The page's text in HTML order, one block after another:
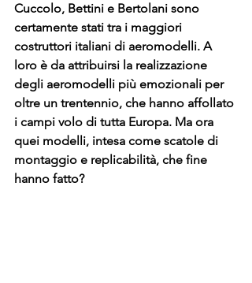
Cuccolo, Bettini e Bertolani sono
certamente stati tra i maggiori
costruttori italiani di aeromodelli. A
loro è da attribuirsi la realizzazione
degli aeromodelli più emozionali per
oltre un trentennio, che hanno affollato
i campi volo di tutta Europa. Ma ora
quei modelli, intesa come scatole di
montaggio e replicabilità, che fine
hanno fatto?